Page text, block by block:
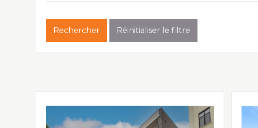
Rechercher Réinitialiser le filtre